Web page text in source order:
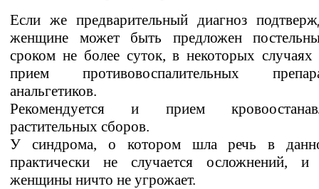
Если же предварительный диагноз
женщине может быть предложен
сроком не более суток, в некоторых случаях
прием противовоспалительных
анальгетиков.
Рекомендуется и прием
растительных сборов.
У синдрома, о котором шла речь в
практически не случается осложнений, и
женщины ничто не угрожает.